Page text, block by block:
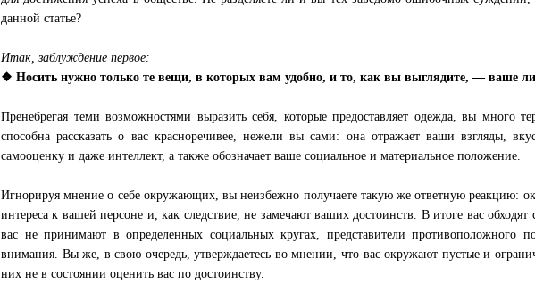
данной статье?
Итак, заблуждение первое:
❖ Носить нужно только те вещи, в которых вам удобно, и то, как вы выглядите, — ваше
Пренебрегая теми возможностями выразить себя, которые предоставляет одежда, вы много
способна рассказать о вас красноречивее, нежели вы сами: она отражает ваши взгляды,
самооценку и даже интеллект, а также обозначает ваше социальное и материальное положение.
Игнорируя мнение о себе окружающих, вы неизбежно получаете такую же ответную реакцию:
интереса к вашей персоне и, как следствие, не замечают ваших достоинств. В итоге вас
вас не принимают в определенных социальных кругах, представители противоположного
внимания. Вы же, в свою очередь, утверждаетесь во мнении, что вас окружают пустые и
них не в состоянии оценить вас по достоинству.